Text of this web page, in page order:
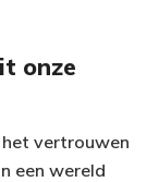
onze
vertrouwen
een wereld